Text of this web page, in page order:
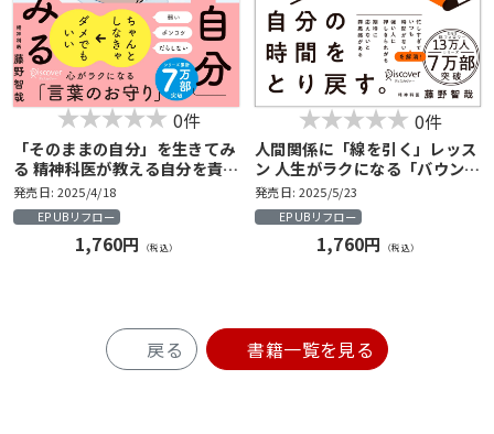
0件
「そのままの自分」を生きてみ
る 精神科医が教える自分を責め
ない気持ちの整理術 (特装版)
発売日: 2025/4/18
EPUBリフロー
1,760円 （税込）
0件
人間関係に「線を引く」レッス
ン 人生がラクになる「バウンダ
リー」の考え方
発売日: 2025/5/23
EPUBリフロー
1,760円 （税込）
戻る 書籍一覧を見る